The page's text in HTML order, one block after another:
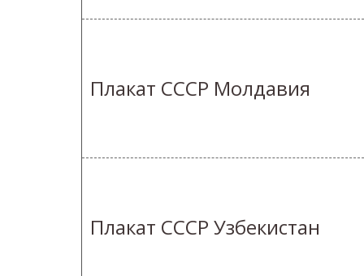
Плакат СССР Молдавия
Плакат СССР Узбекистан